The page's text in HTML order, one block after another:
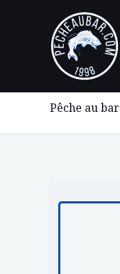
Pêche au bar